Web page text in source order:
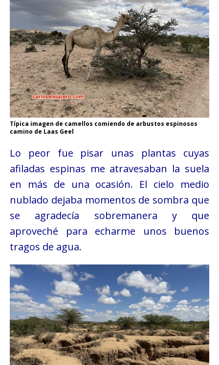
Típica imagen de camellos comiendo de arbustos espinosos
camino de Laas Geel
Lo peor fue pisar unas plantas cuyas
afiladas espinas me atravesaban la suela
en más de una ocasión. El cielo medio
nublado dejaba momentos de sombra que
se agradecía sobremanera y que
aproveché para echarme unos buenos
tragos de agua.